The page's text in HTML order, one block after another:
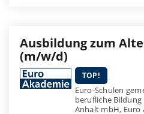
Ausbildung zum
(m/w/d)
TOP!
Euro-Schulen
berufliche Bildung
Anhalt mbH, Euro